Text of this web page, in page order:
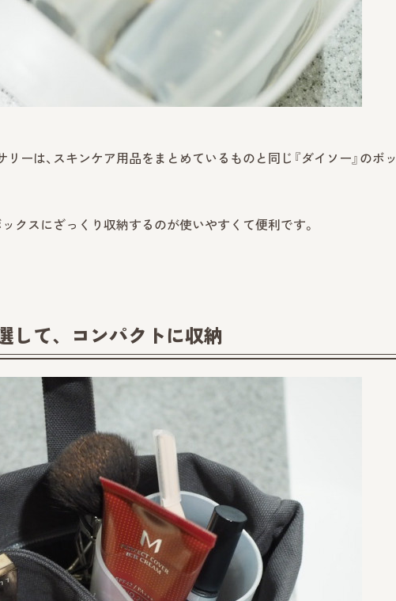
ーは、スキンケア用品をまとめているものと同じ『ダイソー』のボッ
クスにざっくり収納するのが使いやすくて便利です。
して、コンパクトに収納